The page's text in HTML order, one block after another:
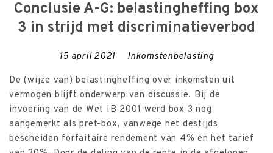
Nieuws
Vacatures
Conclusie A-G: belastingheffing box
3 in strijd met discriminatieverbod
15 april 2021 Inkomstenbelasting
De (wijze van) belastingheffing over inkomsten uit
vermogen blijft onderwerp van discussie. Bij de
invoering van de Wet IB 2001 werd box 3 nog
aangemerkt als pret-box, vanwege het destijds
bescheiden forfaitaire rendement van 4% en het tarief